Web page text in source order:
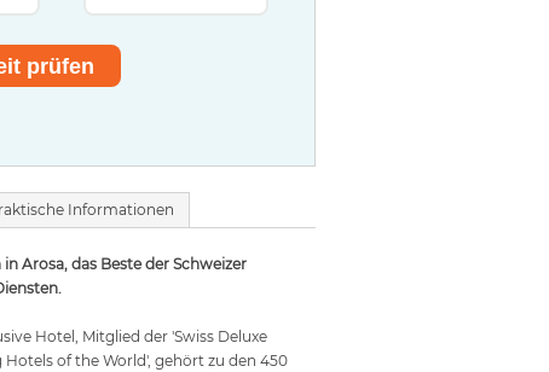
Informationen
in Arosa, das Beste der Schweizer
Hotel, Mitglied der 'Swiss Deluxe
Hotels of the World', gehört zu den 450